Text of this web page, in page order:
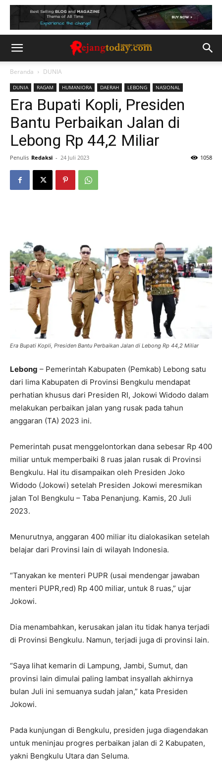
Beranda DUNIA
DUNIA RAGAM HUMANIORA DAERAH LEBONG NASIONAL
Era Bupati Kopli, Presiden
Bantu Perbaikan Jalan di
Lebong Rp 44,2 Miliar
Penulis Redaksi - 24 Juli 2023 1058
Era Bupati Kopli, Presiden Bantu Perbaikan Jalan di Lebong Rp 44,2 Miliar
Lebong – Pemerintah Kabupaten (Pemkab) Lebong satu
dari lima Kabupaten di Provinsi Bengkulu mendapat
perhatian khusus dari Presiden RI, Jokowi Widodo dalam
melakukan perbaikan jalan yang rusak pada tahun
anggaran (TA) 2023 ini.
Pemerintah pusat menggelontorkan dana sebesar Rp 400
miliar untuk memperbaiki 8 ruas jalan rusak di Provinsi
Bengkulu. Hal itu disampaikan oleh Presiden Joko
Widodo (Jokowi) setelah Presiden Jokowi meresmikan
jalan Tol Bengkulu – Taba Penanjung. Kamis, 20 Juli
2023.
Menurutnya, anggaran 400 miliar itu dialokasikan setelah
belajar dari Provinsi lain di wilayah Indonesia.
“Tanyakan ke menteri PUPR (usai mendengar jawaban
menteri PUPR,red) Rp 400 miliar, untuk 8 ruas,” ujar
Jokowi.
Dia menambahkan, kerusakan jalan itu tidak hanya terjadi
di Provinsi Bengkulu. Namun, terjadi juga di provinsi lain.
“Saya lihat kemarin di Lampung, Jambi, Sumut, dan
provinsi lain dimulai paling lambat insyallah akhirnya
bulan Juli ini semuanya sudah jalan,” kata Presiden
Jokowi.
Pada kunjungan di Bengkulu, presiden juga diagendakan
untuk meninjau progres perbaikan jalan di 2 Kabupaten,
yakni Bengkulu Utara dan Seluma.